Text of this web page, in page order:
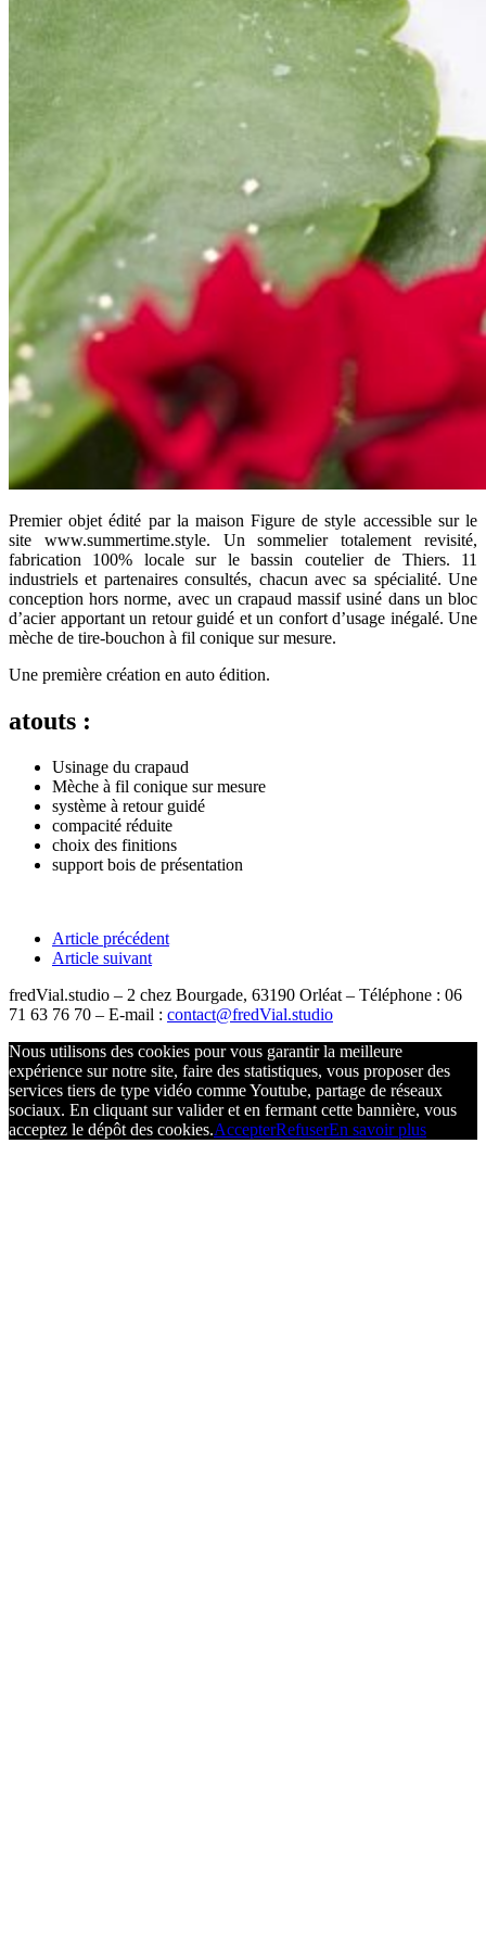
Premier objet édité par la maison Figure de style accessible sur le
site www.summertime.style. Un sommelier totalement revisité,
fabrication 100% locale sur le bassin coutelier de Thiers. 11
industriels et partenaires consultés, chacun avec sa spécialité. Une
conception hors norme, avec un crapaud massif usiné dans un bloc
d’acier apportant un retour guidé et un confort d’usage inégalé. Une
mèche de tire-bouchon à fil conique sur mesure.
Une première création en auto édition.
atouts :
Usinage du crapaud
Mèche à fil conique sur mesure
système à retour guidé
compacité réduite
choix des finitions
support bois de présentation
Article précédent
Article suivant
fredVial.studio – 2 chez Bourgade, 63190 Orléat – Téléphone : 06
71 63 76 70 – E-mail : contact@fredVial.studio
Nous utilisons des cookies pour vous garantir la meilleure
expérience sur notre site, faire des statistiques, vous proposer des
services tiers de type vidéo comme Youtube, partage de réseaux
sociaux. En cliquant sur valider et en fermant cette bannière, vous
acceptez le dépôt des cookies.AccepterRefuserEn savoir plus